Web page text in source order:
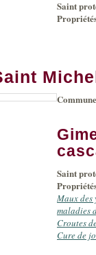
Saint
Saint
Maux des
maladies
Croutes
Cure de